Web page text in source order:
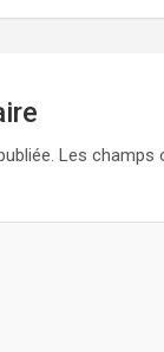
Les champs